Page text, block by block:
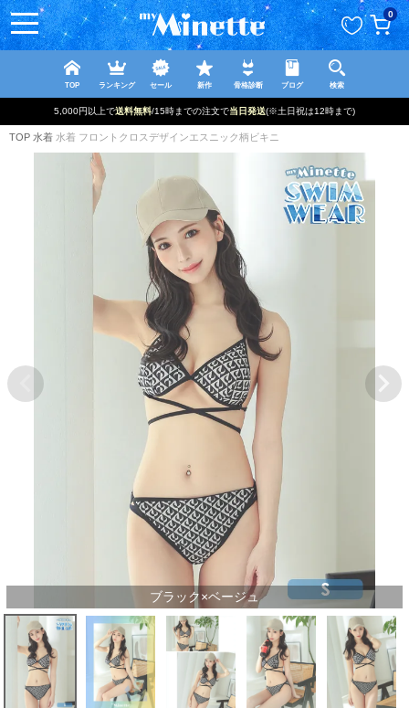
0
TOP ランキング セール 新作 骨格診断 ブログ 検索
5,000円以上で送料無料/15時までの注文で当日発送(※土日祝は12時まで)
TOP 水着 水着 フロントクロスデザインエスニック柄ビキニ
ブラック×ベージュ
ペー
ジト
ップ